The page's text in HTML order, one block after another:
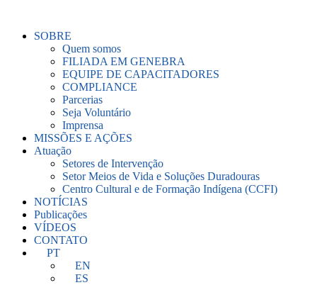
SOBRE
Quem somos
FILIADA EM GENEBRA
EQUIPE DE CAPACITADORES
COMPLIANCE
Parcerias
Seja Voluntário
Imprensa
MISSÕES E AÇÕES
Atuação
Setores de Intervenção
Setor Meios de Vida e Soluções Duradouras
Centro Cultural e de Formação Indígena (CCFI)
NOTÍCIAS
Publicações
VÍDEOS
CONTATO
PT
EN
ES